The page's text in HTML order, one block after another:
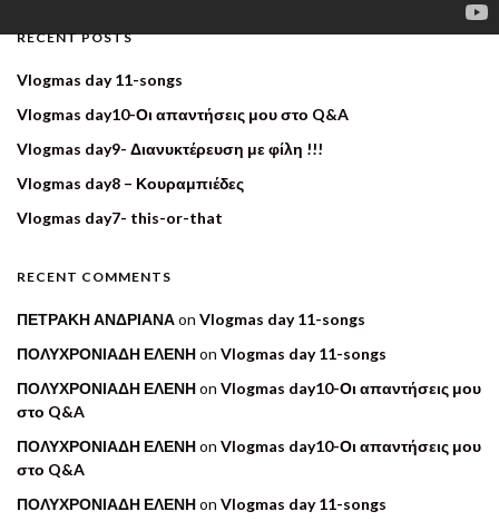
RECENT POSTS
Vlogmas day 11-songs
Vlogmas day10-Οι απαντήσεις μου στο Q&A
Vlogmas day9- Διανυκτέρευση με φίλη !!!
Vlogmas day8 – Κουραμπιέδες
Vlogmas day7- this-or-that
RECENT COMMENTS
ΠΕΤΡΑΚΗ ΑΝΔΡΙΑΝΑon Vlogmas day 11-songs
ΠΟΛΥΧΡΟΝΙΑΔΗ ΕΛΕΝΗon Vlogmas day 11-songs
ΠΟΛΥΧΡΟΝΙΑΔΗ ΕΛΕΝΗon Vlogmas day10-Οι απαντήσεις μου
στο Q&A
ΠΟΛΥΧΡΟΝΙΑΔΗ ΕΛΕΝΗon Vlogmas day10-Οι απαντήσεις μου
στο Q&A
ΠΟΛΥΧΡΟΝΙΑΔΗ ΕΛΕΝΗon Vlogmas day 11-songs